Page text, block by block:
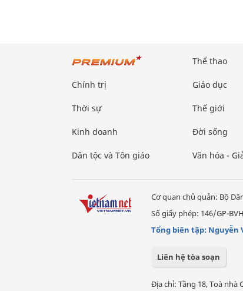
Chính trị
Thời sự
Kinh doanh
Dân tộc và Tôn giáo
Thể thao
Giáo dục
Thế giới
Đời sống
Văn hóa -
Cơ quan chủ quản: Bộ
Số giấy phép: 146/GP-
Tổng biên tập: Nguyễn
Liên hệ tòa soạn
Địa chỉ: Tầng 18, Toà nhà